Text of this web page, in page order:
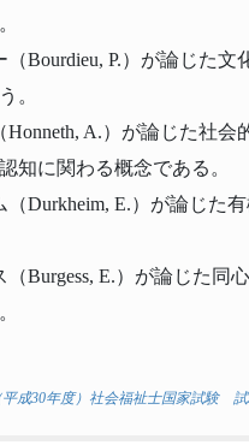
Bourdieu, P.）が論じた文
。
A.）が論じた社会
知に関わる概念である。
Durkheim, E.）が論じた
Burgess, E.）が論じた同
平成30年度）社会福祉士国家試験